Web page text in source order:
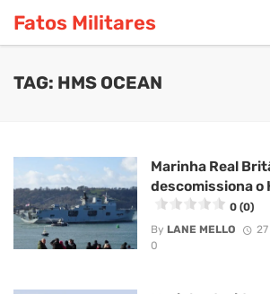
Fatos Militares
TAG: HMS OCEAN
Marinha Real
descomissiona o
0 (0)
By LANE MELLO
0